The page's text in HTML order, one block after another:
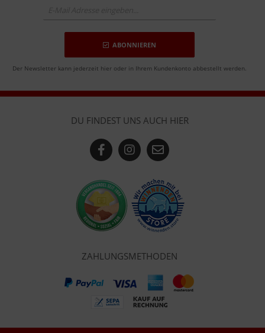
ABONNIEREN
Der Newsletter kann jederzeit hier oder in Ihrem Kundenkonto abbestellt werden.
DU FINDEST UNS AUCH HIER
ZAHLUNGSMETHODEN